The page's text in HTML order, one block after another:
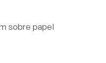
sobre papel